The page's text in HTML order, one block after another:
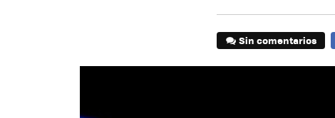
Sin comentarios